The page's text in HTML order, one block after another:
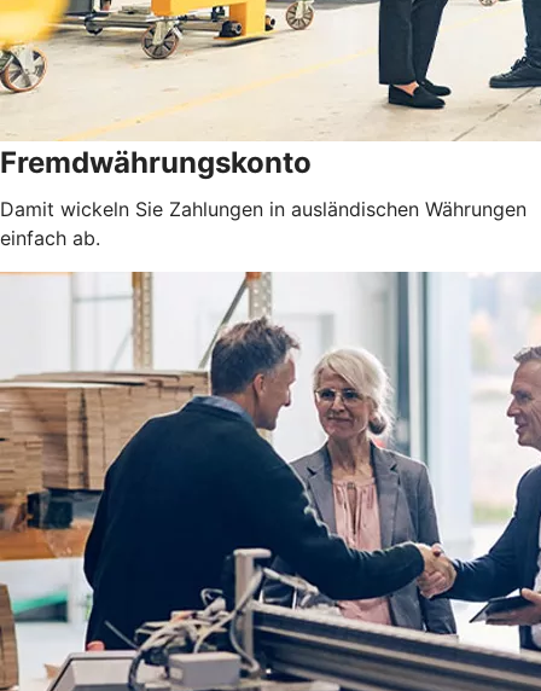
Fremdwährungskonto
Damit wickeln Sie Zahlungen in ausländischen Währungen
einfach ab.